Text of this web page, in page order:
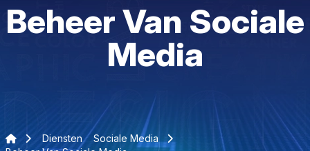
Beheer Van Sociale
Media
Diensten
Sociale Media